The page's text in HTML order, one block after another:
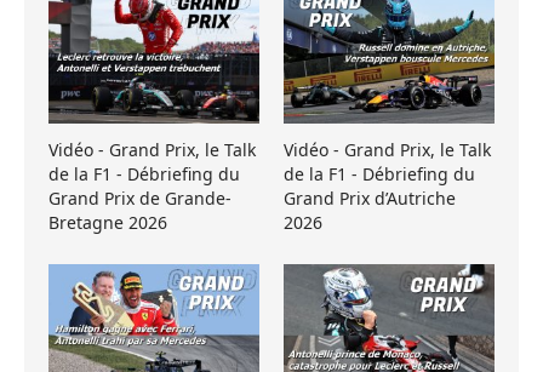
Vidéo - Grand Prix, le Talk
de la F1 - Débriefing du
Grand Prix de Grande-
Bretagne 2026
Vidéo - Grand Prix, le Talk
de la F1 - Débriefing du
Grand Prix d’Autriche
2026